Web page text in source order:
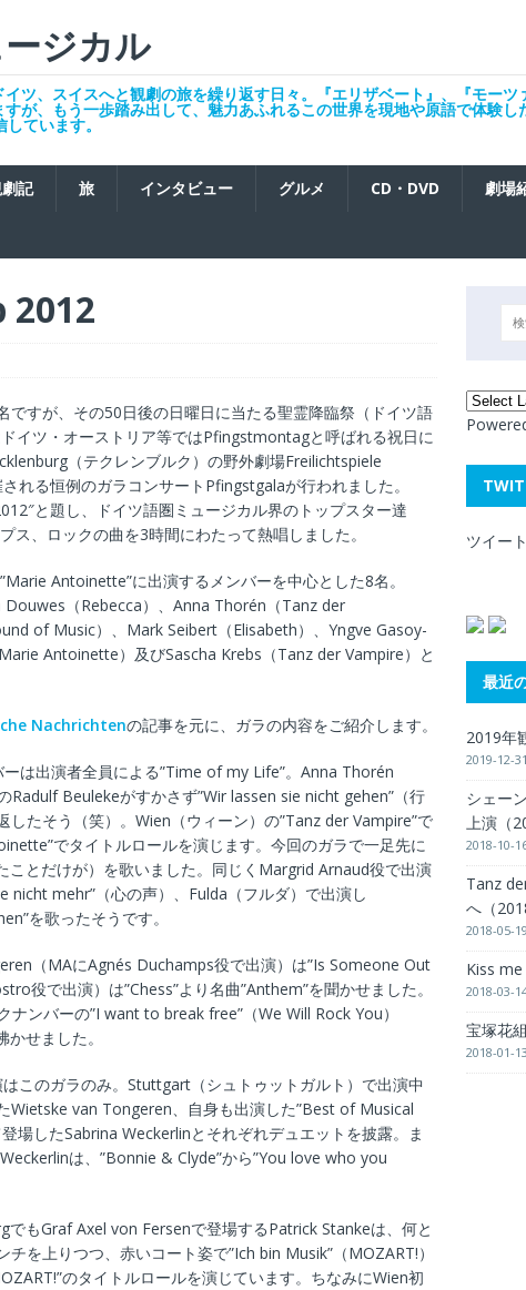
ジカル
ツ、スイスへと観劇の旅を繰り返す日々。『エリザベート』、『モー
が、もう一歩踏み出して、魅力あふれるこの世界を現地や原語で体験し
しています。
記 旅 インタビュー グルメ CD・DVD 劇場
2012
ですが、その50日後の日曜日に当たる聖霊降臨祭（ドイツ語
イツ・オーストリア等ではPfingstmontagと呼ばれる祝日に
（テクレンブルク）の野外劇場Freilichtspiele
る恒例のガラコンサートPfingstgalaが行われました。
と題し、ドイツ語圏ミュージカル界のトップスター達
、ロックの曲を3時間にわたって熱唱しました。
Antoinette”に出演するメンバーを中心とした8名。
（Rebecca）、Anna Thorén（Tanz der
of Music）、Mark Seibert（Elisabeth）、Yngve Gasoy-
Antoinette）及びSascha Krebs（Tanz der Vampire）と
Nachrichtenの記事を元に、ガラの内容をご紹介します。
は出演者全員による”Time of my Life”。Anna Thorén
Radulf Beulekeがすかさず”Wir lassen sie nicht gehen”（行
たそう（笑）。Wien（ウィーン）の”Tanz der Vampire”で
でタイトルロールを演じます。今回のガラで一足先に
ことだけが）を歌いました。同じくMargrid Arnaud役で出演
nicht mehr”（心の声）、Fulda（フルダ）で出演し
を歌ったそうです。
（MAにAgnés Duchamps役で出演）は”Is Someone Out
役で出演）は”Chess”より名曲”Anthem”を聞かせました。
ンバーの”I want to break free”（We Will Rock You）
せました。
このガラのみ。Stuttgart（シュトゥットガルト）で出演中
Wietske van Tongeren、自身も出演した”Best of Musical
場したSabrina Weckerlinとそれぞれデュエットを披露。ま
は、”Bonnie & Clyde”から”You love who you
もGraf Axel von Fersenで登場するPatrick Stankeは、何と
を上りつつ、赤いコート姿で”Ich bin Musik”（MOZART!）
のタイトルロールを演じています。ちなみにWien初
ツイート
最近
2019年
2019-12-31
シェー
上演（
2018-10-
Tanz
へ（
2018-05-19
Kiss
2018-03-
宝塚花
2018-01-13